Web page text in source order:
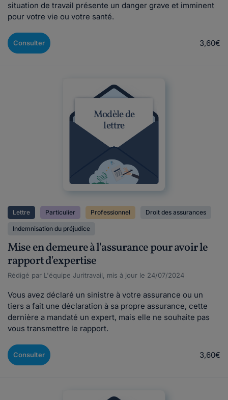
situation de travail présente un danger grave et imminent
pour votre vie ou votre santé.
Consulter 3,60€
Modèle de
lettre
Lettre Particulier Professionnel Droit des assurances
Indemnisation du préjudice
Mise en demeure à l'assurance pour avoir le
rapport d'expertise
Rédigé par L'équipe Juritravail, mis à jour le 24/07/2024
Vous avez déclaré un sinistre à votre assurance ou un
tiers a fait une déclaration à sa propre assurance, cette
dernière a mandaté un expert, mais elle ne souhaite pas
vous transmettre le rapport.
Consulter 3,60€